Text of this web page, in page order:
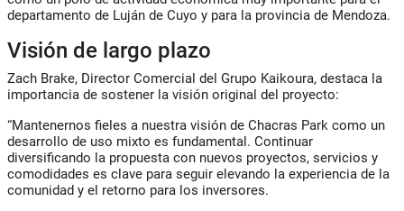
departamento de Luján de Cuyo y para la provincia de Mendoza.
Visión de largo plazo
Zach Brake, Director Comercial del Grupo Kaikoura, destaca la
importancia de sostener la visión original del proyecto:
“Mantenernos fieles a nuestra visión de Chacras Park como un
desarrollo de uso mixto es fundamental. Continuar
diversificando la propuesta con nuevos proyectos, servicios y
comodidades es clave para seguir elevando la experiencia de la
comunidad y el retorno para los inversores.